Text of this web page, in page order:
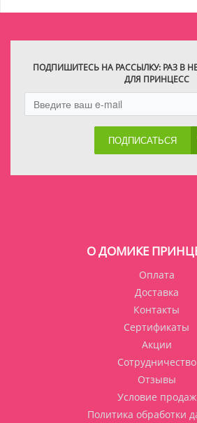
ПОДПИШИТЕСЬ НА РАССЫЛКУ: РАЗ В
ДЛЯ ПРИНЦЕСС
ПОДПИСАТЬСЯ
О ДОМИКЕ
Оплата
Доставка
Контакты
Сертификаты
Акции
Сотрудничество
Отзывы
Условие продаж
Политика обработки